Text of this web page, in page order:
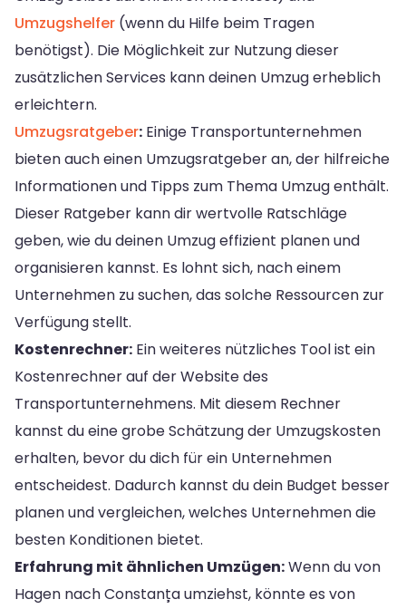
Umzugshelfer (wenn du Hilfe beim Tragen
benötigst). Die Möglichkeit zur Nutzung dieser
zusätzlichen Services kann deinen Umzug erheblich
erleichtern.
Umzugsratgeber: Einige Transportunternehmen
bieten auch einen Umzugsratgeber an, der hilfreiche
Informationen und Tipps zum Thema Umzug enthält.
Dieser Ratgeber kann dir wertvolle Ratschläge
geben, wie du deinen Umzug effizient planen und
organisieren kannst. Es lohnt sich, nach einem
Unternehmen zu suchen, das solche Ressourcen zur
Verfügung stellt.
Kostenrechner: Ein weiteres nützliches Tool ist ein
Kostenrechner auf der Website des
Transportunternehmens. Mit diesem Rechner
kannst du eine grobe Schätzung der Umzugskosten
erhalten, bevor du dich für ein Unternehmen
entscheidest. Dadurch kannst du dein Budget besser
planen und vergleichen, welches Unternehmen die
besten Konditionen bietet.
Erfahrung mit ähnlichen Umzügen:Wenn du von
Hagen nach Constanța umziehst, könnte es von